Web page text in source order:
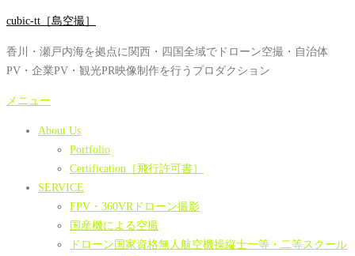
コ
テ
ン
ツ
cubic-tt［島空撮］
香川・瀬戸内海を拠点に関西・四国全域でドローン空撮・自治体
PV・企業PV・観光PR映像制作を行うプロダクション
メニュー
About Us
Portfolio
Certification［飛行許可書］
SERVICE
FPV・360VRドローン撮影
国産機による空撮
ドローン国家資格無人航空機操縦士一等・二等スクール